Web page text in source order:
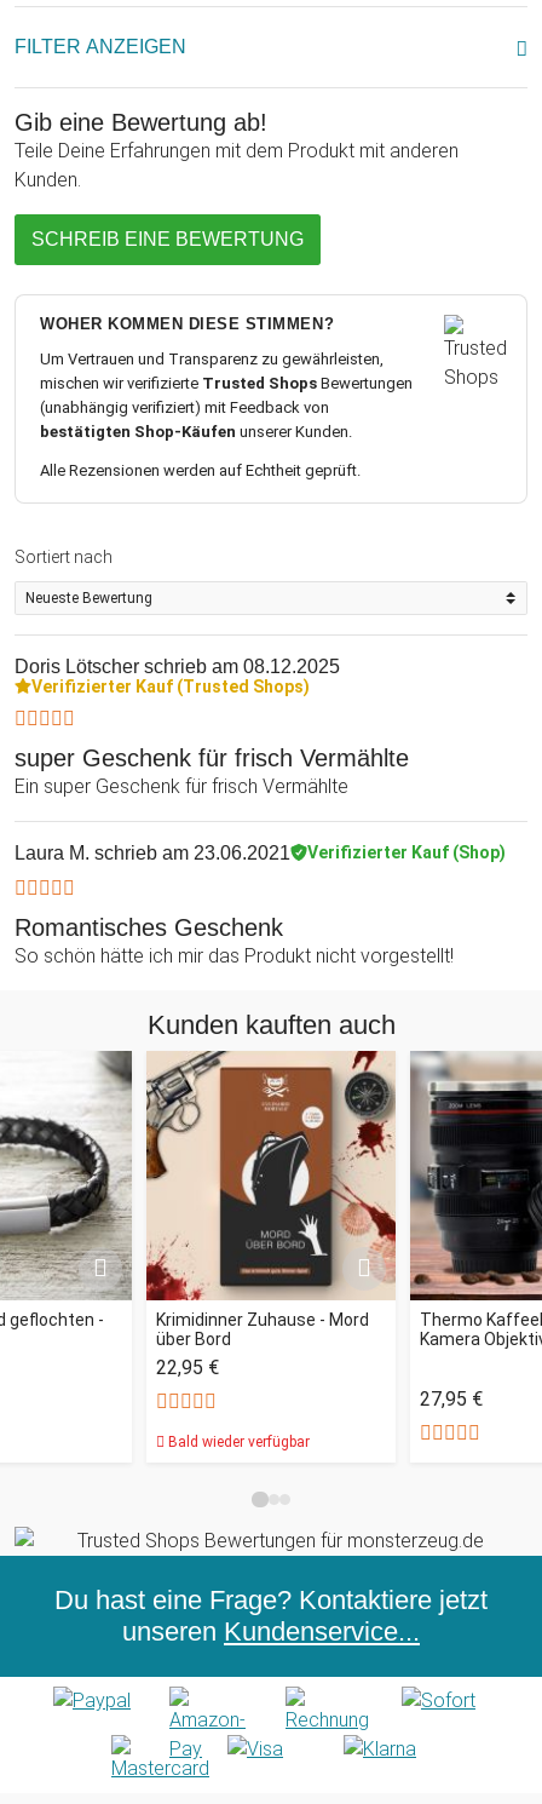
FILTER ANZEIGEN
Gib eine Bewertung ab!
Teile Deine Erfahrungen mit dem Produkt mit anderen
Kunden.
SCHREIB EINE BEWERTUNG
WOHER KOMMEN DIESE STIMMEN?
Um Vertrauen und Transparenz zu gewährleisten,
mischen wir verifizierte Trusted Shops Bewertungen
(unabhängig verifiziert) mit Feedback von
bestätigten Shop-Käufen unserer Kunden.
Alle Rezensionen werden auf Echtheit geprüft.
Sortiert nach
Doris Lötscher schrieb am 08.12.2025
Verifizierter Kauf (Trusted Shops)
super Geschenk für frisch Vermählte
Ein super Geschenk für frisch Vermählte
Laura M. schrieb am 23.06.2021 Verifizierter Kauf (Shop)
Romantisches Geschenk
So schön hätte ich mir das Produkt nicht vorgestellt!
Kunden kauften auch
geflochten -
Krimidinner Zuhause - Mord
über Bord
22,95 €
Bald wieder verfügbar
Thermo
Kamera
27,95 €
Du hast eine Frage? Kontaktiere jetzt
unseren Kundenservice...